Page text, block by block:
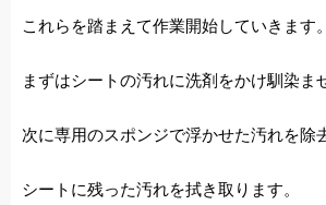
これらを踏まえて作業開始していきます。
まずはシートの汚れに洗剤をかけ馴染ま
次に専用のスポンジで浮かせた汚れを除
シートに残った汚れを拭き取ります。